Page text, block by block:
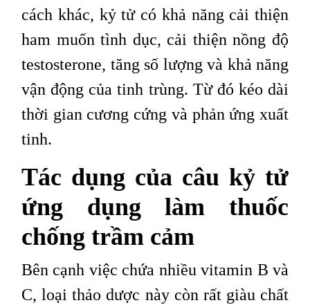
cách khác, kỷ tử có khả năng cải thiện
ham muốn tình dục, cải thiện nồng độ
testosterone, tăng số lượng và khả năng
vận động của tinh trùng. Từ đó kéo dài
thời gian cương cứng và phản ứng xuất
tinh.
Tác dụng của câu kỷ tử
ứng dụng làm thuốc
chống trầm cảm
Bên cạnh việc chứa nhiều vitamin B và
C, loại thảo dược này còn rất giàu chất